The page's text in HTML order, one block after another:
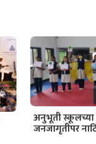
अनुभूती स्कूलच्या
जनजागृतीपर